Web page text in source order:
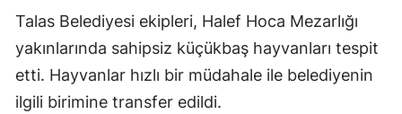
Talas Belediyesi ekipleri, Halef Hoca Mezarlığı
yakınlarında sahipsiz küçükbaş hayvanları tespit
etti. Hayvanlar hızlı bir müdahale ile belediyenin
ilgili birimine transfer edildi.